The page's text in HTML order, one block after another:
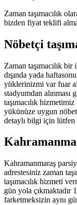
Zaman taşımacılık
bizden fiyat teklifi
Nöbetçi
Zaman taşımacılık
dışında yada
yüklerinizmi var fuar
stadyumdan
taşımacılık
yükünüze uygun
detaylı bilgi için lütfen
Kahramanmaraş
adrestesiniz zaman
taşımacılık hizmeti
gün yola
farketmeksizin aynı